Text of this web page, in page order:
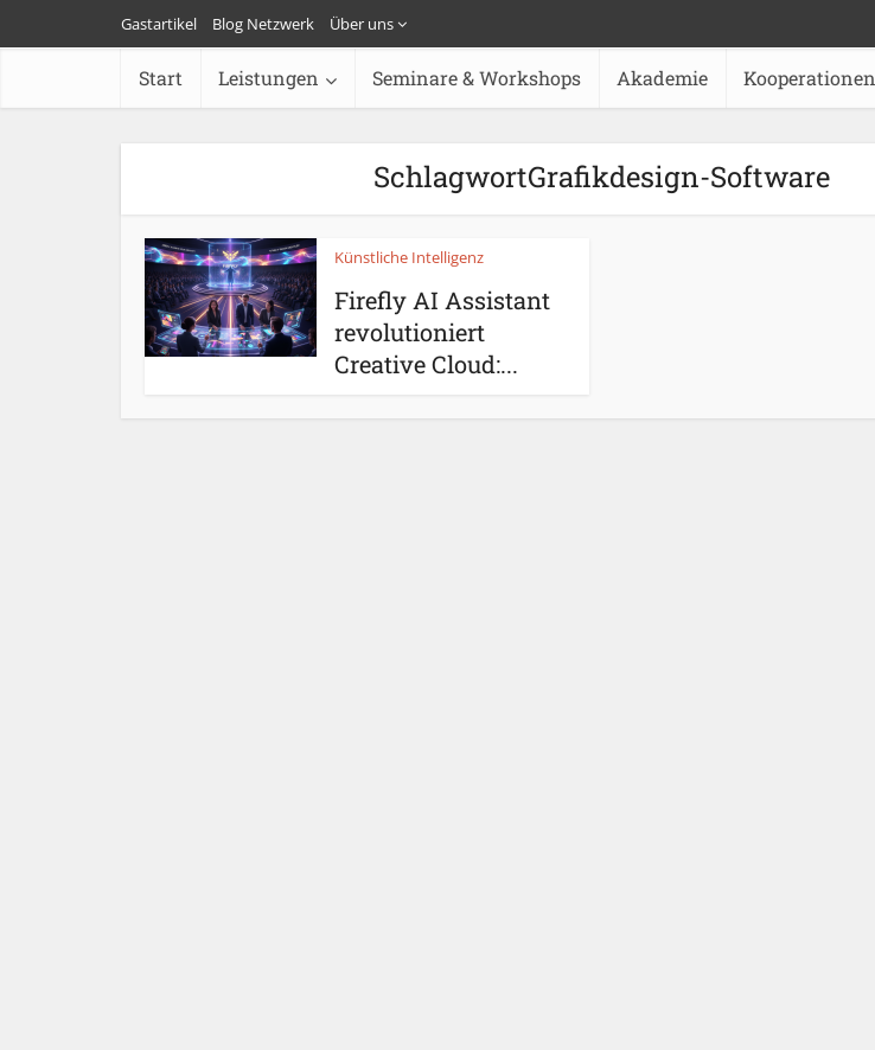
Gastartikel Blog Netzwerk Über uns
Start Leistungen Seminare & Workshops Akademie Kooperationen
SchlagwortGrafikdesign-Software
Künstliche Intelligenz
Firefly AI Assistant
revolutioniert
Creative Cloud:...